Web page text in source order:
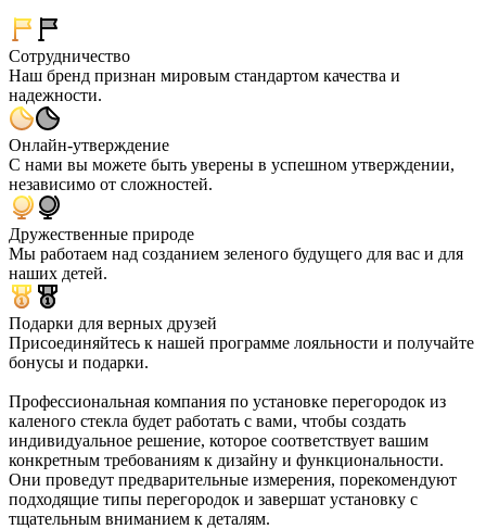
Сотрудничество
Наш бренд признан мировым стандартом качества и
надежности.
Онлайн-утверждение
С нами вы можете быть уверены в успешном утверждении,
независимо от сложностей.
Дружественные природе
Мы работаем над созданием зеленого будущего для вас и для
наших детей.
Подарки для верных друзей
Присоединяйтесь к нашей программе лояльности и получайте
бонусы и подарки.
Профессиональная компания по установке перегородок из
каленого стекла будет работать с вами, чтобы создать
индивидуальное решение, которое соответствует вашим
конкретным требованиям к дизайну и функциональности.
Они проведут предварительные измерения, порекомендуют
подходящие типы перегородок и завершат установку с
тщательным вниманием к деталям.